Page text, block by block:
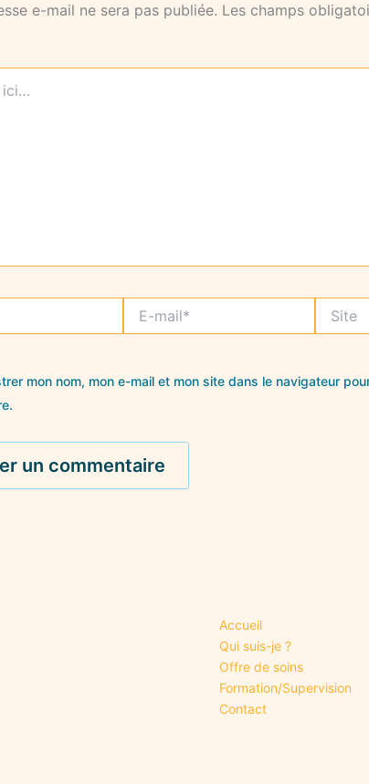
e-mail ne sera pas publiée. Les champs
mail*
mon nom, mon e-mail et mon site dans le navigateur
Accueil
Qui suis-je ?
Offre de soins
Formation/Supervision
Contact